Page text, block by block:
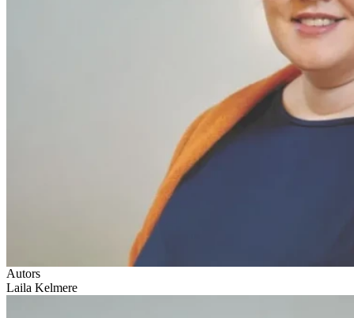
Autors
Laila Kelmere